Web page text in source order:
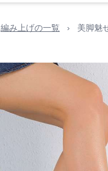
編み上げの一覧 › 美脚魅